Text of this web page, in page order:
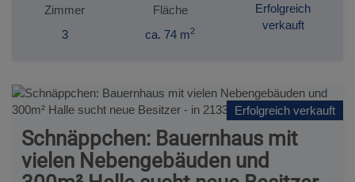
Zimmer
3
Fläche
ca. 74 m2
Erfolgreich
verkauft
Erfolgreich verkauft
Schnäppchen: Bauernhaus mit
vielen Nebengebäuden und